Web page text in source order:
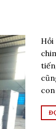
Hồi